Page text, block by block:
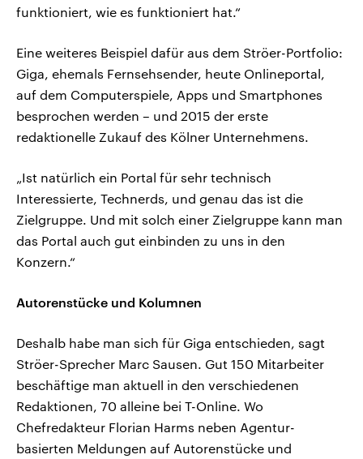
funktioniert, wie es funktioniert hat.“
Eine weiteres Beispiel dafür aus dem Ströer-Portfolio:
Giga, ehemals Fernsehsender, heute Onlineportal,
auf dem Computerspiele, Apps und Smartphones
besprochen werden – und 2015 der erste
redaktionelle Zukauf des Kölner Unternehmens.
„Ist natürlich ein Portal für sehr technisch
Interessierte, Technerds, und genau das ist die
Zielgruppe. Und mit solch einer Zielgruppe kann man
das Portal auch gut einbinden zu uns in den
Konzern.“
Autorenstücke und Kolumnen
Deshalb habe man sich für Giga entschieden, sagt
Ströer-Sprecher Marc Sausen. Gut 150 Mitarbeiter
beschäftige man aktuell in den verschiedenen
Redaktionen, 70 alleine bei T-Online. Wo
Chefredakteur Florian Harms neben Agentur-
basierten Meldungen auf Autorenstücke und